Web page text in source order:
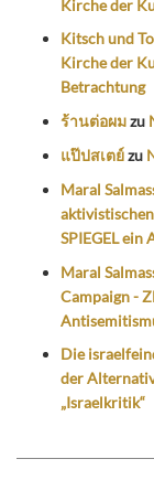
Kirche der
Kitsch und
Kirche der
Betrachtung
ร้านต่อผมzu
แป๊ปสเตย์zu
Maral
SPIEGEL
Maral
Campaign -
Die
der
„Israelkritik“